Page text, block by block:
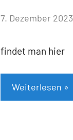
von
Flassbeck
7. Dezember 2023
findet man hier
Weiterlesen